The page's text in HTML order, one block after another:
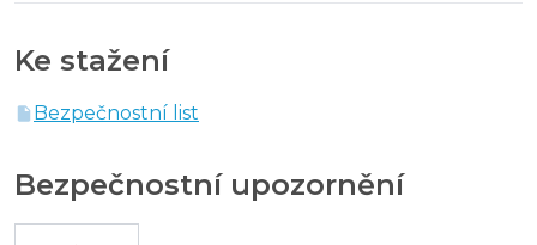
Ke stažení
Bezpečnostní list
Bezpečnostní upozornění